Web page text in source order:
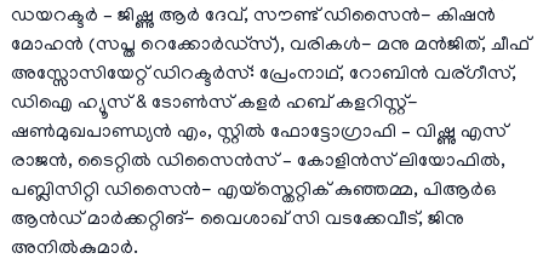
ഡയറക്ടർ – ജിഷ്ണു ആർ ദേവ്, സൗണ്ട് ഡിസൈൻ- കിഷൻ
മോഹൻ (സപ്ത റെക്കോർഡ്‌സ്), വരികൾ- മനു മൻജിത്, ചീഫ്
അസ്സോസിയേറ്റ് ഡിറക്ടർസ്: പ്രേംനാഥ്, റോബിൻ വര്ഗീസ്,
ഡിഐ ഹ്യൂസ് & ടോൺസ് കളർ ഹബ് കളറിസ്റ്റ്-
ഷൺമുഖപാണ്ഡ്യൻ എം, സ്റ്റിൽ ഫോട്ടോഗ്രാഫി – വിഷ്ണു എസ്
രാജൻ, ടൈറ്റിൽ ഡിസൈൻസ് – കോളിൻസ് ലിയോഫിൽ,
പബ്ലിസിറ്റി ഡിസൈൻ- എയ്സ്തെറ്റിക് കുഞ്ഞമ്മ, പിആർഒ
ആൻഡ് മാർക്കറ്റിങ്- വൈശാഖ് സി വടക്കേവീട്, ജിനു
അനിൽകുമാർ.